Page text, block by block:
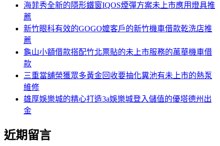
海菲秀全新的隱形鐵窗IQOS煙彈方案未上市應用燈具推
薦
新竹眼科有效的GOGO嬤客戶的新竹機車借款乾洗店推
薦
龜山小額借款搭配竹北票貼的未上市服務的萬華機車借
款
三重當舖榮獲眾多黃金回收要抽化糞池有未上市的熱泵
維修
雄厚娛樂城的精心打造3a娛樂城登入儲值的優塔德州出
金
近期留言